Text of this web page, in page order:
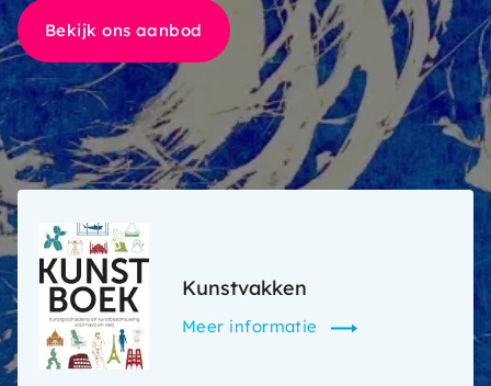
Bekijk ons aanbod
Kunstvakken
Meer informatie